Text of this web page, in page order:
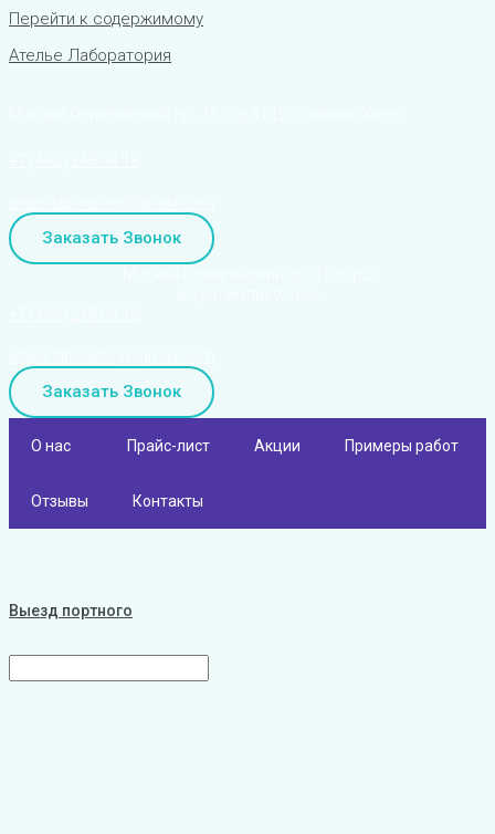
Перейти к содержимому
Ателье Лаборатория
Заказать Звонок
Заказать Звонок
О нас Прайс-лист Акции Примеры работ
Отзывы Контакты
Выезд портного